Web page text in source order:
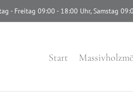
- Freitag 09:00 - 18:00 Uhr, Samstag
Start